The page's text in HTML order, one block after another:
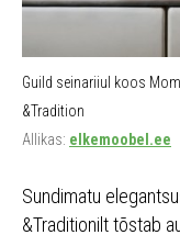
Guild seinariiul koos
&Tradition
Allikas: elkemoobel.ee
Sundimatu
&Traditionilt tõstab